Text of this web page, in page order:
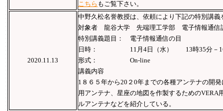
こちら もご覧下さい。
2020.11.13
中野久松名誉教授は、依頼により下記の特別講義
対象者 龍谷大学 先端理工学部 電子情報通
特別講義題目： 電子情報通信の目
日時： 11月4日（水） 13時35分－
形式： On-line
講義内容
1８６５年から20２0年までの各種アンテナの開
用アンテナ、星座の地図を作製するためのVERA
ルアンテナなどを紹介している。